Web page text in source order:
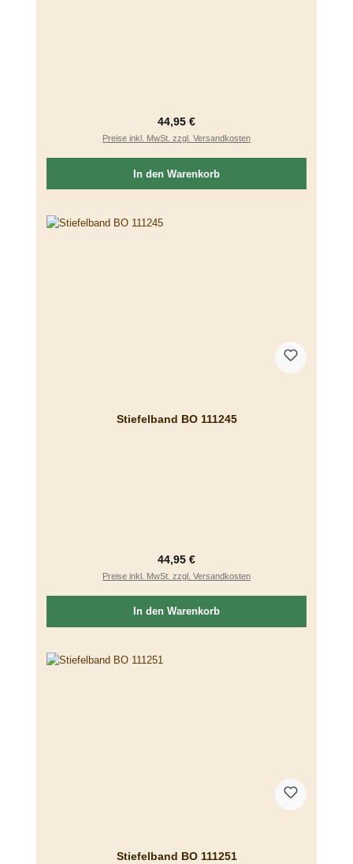
Regulärer Preis:
44,95 €
Preise inkl. MwSt. zzgl. Versandkosten
In den Warenkorb
Stiefelband BO 111245
Regulärer Preis:
44,95 €
Preise inkl. MwSt. zzgl. Versandkosten
In den Warenkorb
Stiefelband BO 111251